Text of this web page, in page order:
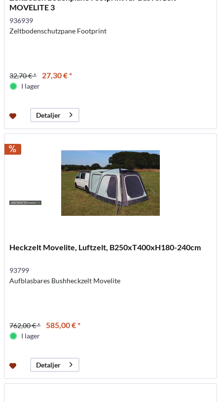
MOVELITE 3
936939
Zeltbodenschutzpane Footprint
32,70 € * 27,30 € *
I lager
Detaljer
Heckzelt Movelite, Luftzelt, B250xT400xH180-240cm
93799
Aufblasbares Bushheckzelt Movelite
762,00 € * 585,00 € *
I lager
Detaljer